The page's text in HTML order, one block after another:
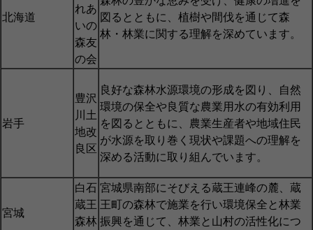
北海道
れあ
いの
森友
の会
図るとともに、植樹や間伐を通じて森
林・林業に関する理解を深めています。
岩手
豊沢
川土
地改
良区
良好な森林水源環境の形成を図り、自然
環境の保全や良質な農業用水の有効利用
を図るとともに、農業生産者や地域住民
が水源を取り巻く現状や課題への理解を
深める活動に取り組んでいます。
宮城
白石
蔵王
森林
宮城県南部にそびえる蔵王連峰の麓、蔵
王町の森林で施業を行い環境保全と林業
振興を通じて、林業と山村の活性化につ